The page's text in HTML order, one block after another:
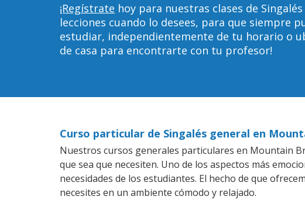
¡Regístrate hoy para nuestras clases de
lecciones cuando lo desees, para que siempre
estudiar, independientemente de tu horario o
de casa para encontrarte con tu profesor!
Curso particular de Singalés general en
Nuestros cursos generales particulares en Mountain
que sea que necesiten. Uno de los aspectos más
necesidades de los estudiantes. El hecho de que
necesites en un ambiente cómodo y relajado.